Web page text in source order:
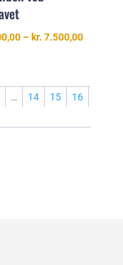
– kr. 7.500,00
kr.
… 14 15
16